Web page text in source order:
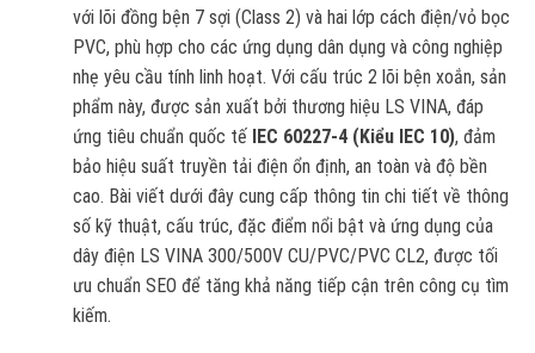
với lõi đồng bện 7 sợi (Class 2) và hai lớp cách điện/vỏ bọc
PVC, phù hợp cho các ứng dụng dân dụng và công nghiệp
nhẹ yêu cầu tính linh hoạt. Với cấu trúc 2 lõi bện xoắn, sản
phẩm này, được sản xuất bởi thương hiệu LS VINA, đáp
ứng tiêu chuẩn quốc tế IEC 60227-4 (Kiểu IEC 10), đảm
bảo hiệu suất truyền tải điện ổn định, an toàn và độ bền
cao. Bài viết dưới đây cung cấp thông tin chi tiết về thông
số kỹ thuật, cấu trúc, đặc điểm nổi bật và ứng dụng của
dây điện LS VINA 300/500V CU/PVC/PVC CL2, được tối
ưu chuẩn SEO để tăng khả năng tiếp cận trên công cụ tìm
kiếm.